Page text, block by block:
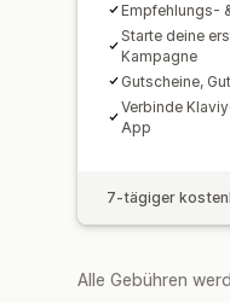
Empfehlungs-
Starte deine
Kampagne
Gutscheine,
Verbinde
App
7-tägiger
Alle Gebühren